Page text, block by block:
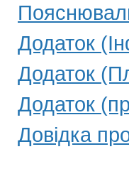
Додаток
Додаток
Додаток
Довідка